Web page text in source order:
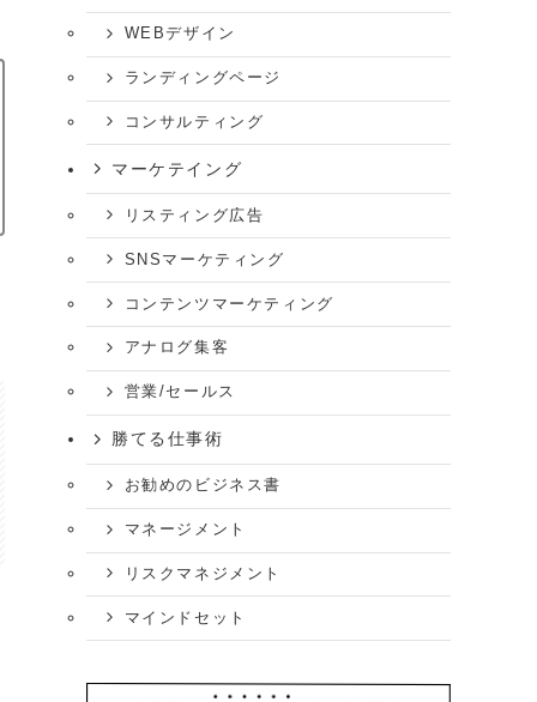
WEBデザイン
ランディングページ
コンサルティング
マーケテイング
リスティング広告
SNSマーケティング
コンテンツマーケティング
アナログ集客
営業/セールス
勝てる仕事術
お勧めのビジネス書
マネージメント
リスクマネジメント
マインドセット